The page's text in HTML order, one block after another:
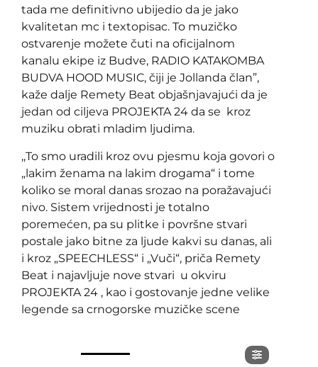
tada me definitivno ubijedio da je jako
kvalitetan mc i textopisac. To muzičko
ostvarenje možete čuti na oficijalnom
kanalu ekipe iz Budve, RADIO KATAKOMBA
BUDVA HOOD MUSIC, čiji je Jollanda član”,
kaže dalje Remety Beat objašnjavajući da je
jedan od ciljeva PROJEKTA 24 da se kroz
muziku obrati mladim ljudima.
,,To smo uradili kroz ovu pjesmu koja govori o
„lakim ženama na lakim drogama“ i tome
koliko se moral danas srozao na poražavajući
nivo. Sistem vrijednosti je totalno
poremećen, pa su plitke i površne stvari
postale jako bitne za ljude kakvi su danas, ali
i kroz „SPEECHLESS“ i „Vuči“, priča Remety
Beat i najavljuje nove stvari u okviru
PROJEKTA 24 , kao i gostovanje jedne velike
legende sa crnogorske muzičke scene